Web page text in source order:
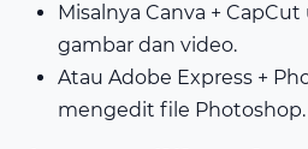
Misalnya Canva +
gambar dan video.
Atau Adobe Express +
mengedit file Photoshop.